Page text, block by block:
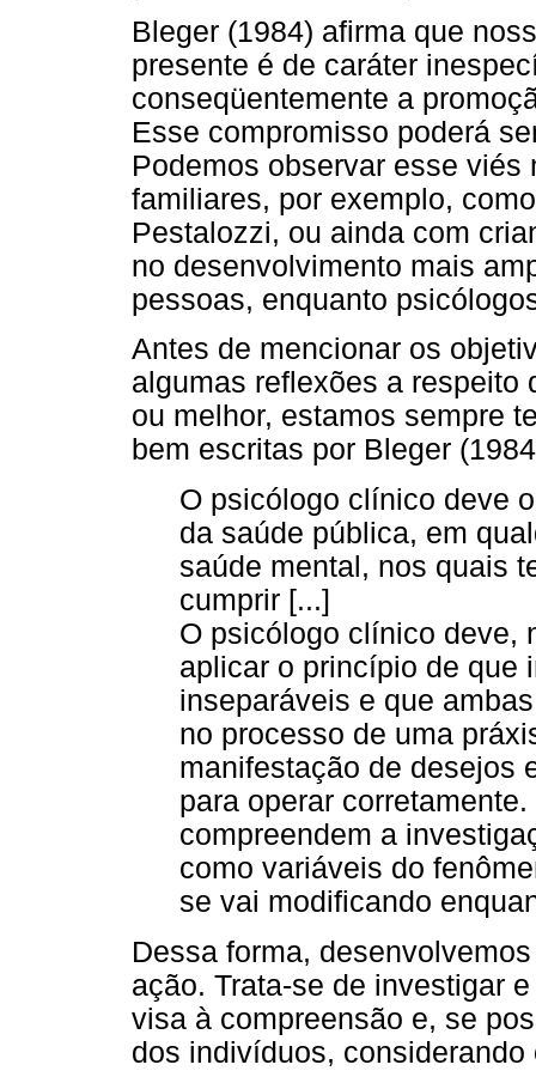
Bleger (1984) afirma que
presente é de caráter
conseqüentemente a
Esse compromisso poderá
Podemos observar esse
familiares, por exemplo,
Pestalozzi, ou ainda com
no desenvolvimento mais
pessoas, enquanto
Antes de mencionar os
algumas reflexões a respeito
ou melhor, estamos sempre
bem escritas por Bleger
O psicólogo clínico deve
da saúde pública, em
saúde mental, nos quais
cumprir [...]
O psicólogo clínico deve,
aplicar o princípio de que
inseparáveis e que
no processo de uma
manifestação de desejos
para operar
compreendem a
como variáveis do
se vai modificando
Dessa forma,
ação. Trata-se de investigar
visa à compreensão e, se
dos indivíduos,